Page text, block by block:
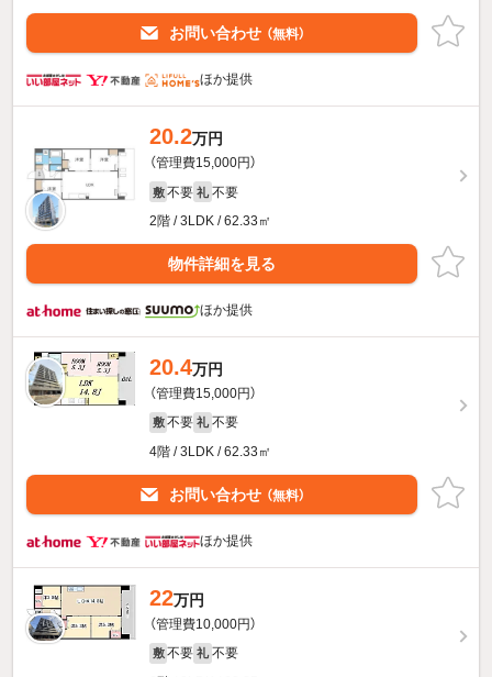
お問い合わせ （無料）
ほか提供
20.2万円
（管理費15,000円）
敷 不要 礼 不要
2階 / 3LDK / 62.33㎡
物件詳細を見る
ほか提供
20.4万円
（管理費15,000円）
敷 不要 礼 不要
4階 / 3LDK / 62.33㎡
お問い合わせ （無料）
ほか提供
22万円
（管理費10,000円）
敷 不要 礼 不要